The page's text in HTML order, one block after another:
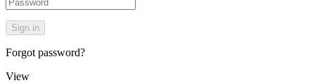
Forgot password?
View